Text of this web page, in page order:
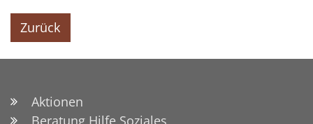
Zurück
Aktionen
Beratung Hilfe Soziales